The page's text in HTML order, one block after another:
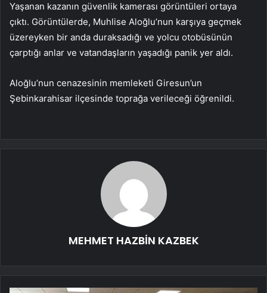
Yaşanan kazanın güvenlik kamerası görüntüleri ortaya
çıktı. Görüntülerde, Muhlise Aloğlu’nun karşıya geçmek
üzereyken bir anda duraksadığı ve yolcu otobüsünün
çarptığı anlar ve vatandaşların yaşadığı panik yer aldı.
Aloğlu’nun cenazesinin memleketi Giresun’un
Şebinkarahisar ilçesinde toprağa verileceği öğrenildi.
MEHMET HAZBİN KAZBEK